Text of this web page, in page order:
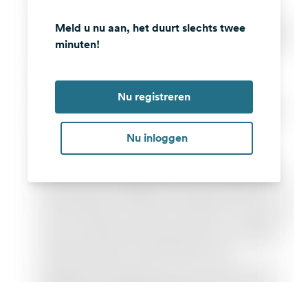
Meld u nu aan, het duurt slechts twee
minuten!
Nu registreren
Nu inloggen